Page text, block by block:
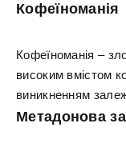
Кофеїноманія
Кофеїноманія –
високим вмістом
виникненням
Метадонова